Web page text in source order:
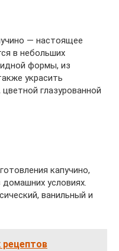
— настоящее
в небольших
формы, из
украсить
глазурованной
капучино,
условиях.
ванильный и
рецептов